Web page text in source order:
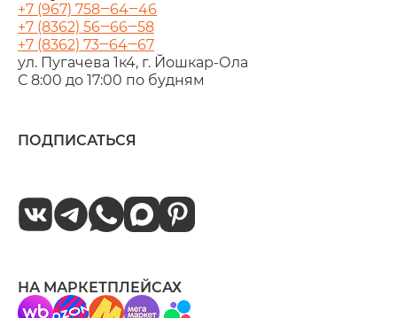
+7 (967) 758‒64‒46
+7 (8362) 56‒66‒58
+7 (8362) 73‒64‒67
ул. Пугачева 1к4, г. Йошкар‑Ола
С 8:00 до 17:00 по будням
ПОДПИСАТЬСЯ
НА МАРКЕТПЛЕЙСАХ